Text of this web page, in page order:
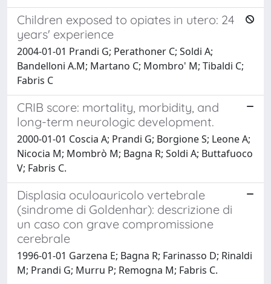
Children exposed to opiates in utero: 24
years' experience
2004-01-01 Prandi G; Perathoner C; Soldi A;
Bandelloni A.M; Martano C; Mombro' M; Tibaldi C;
Fabris C
CRIB score: mortality, morbidity, and
long-term neurologic development.
2000-01-01 Coscia A; Prandi G; Borgione S; Leone A;
Nicocia M; Mombrò M; Bagna R; Soldi A; Buttafuoco
V; Fabris C.
Displasia oculoauricolo vertebrale
(sindrome di Goldenhar): descrizione di
un caso con grave compromissione
cerebrale
1996-01-01 Garzena E; Bagna R; Farinasso D; Rinaldi
M; Prandi G; Murru P; Remogna M; Fabris C.